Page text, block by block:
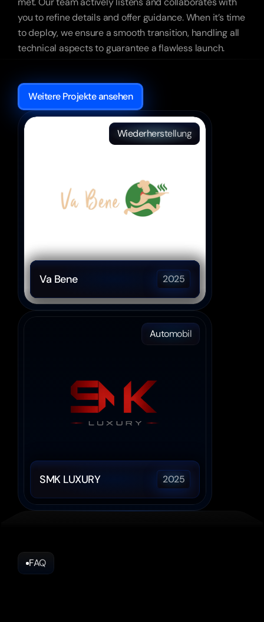
you to refine details and offer guidance. When it’s time
to deploy, we ensure a smooth transition, handling all
technical aspects to guarantee a flawless launch.
WeitereErfolge
Weitere Projekte ansehen
Va Bene 2025
Wiederherstellung
SMK LUXURY 2025
Automobil
FAQ